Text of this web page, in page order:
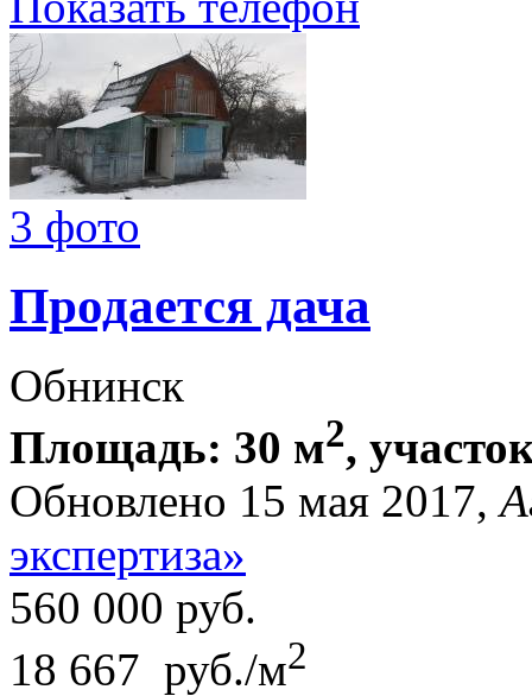
3 фото
Продается дача
Обнинск
Площадь: 30 м2,
Обновлено 15 мая 2017,
экспертиза»
560 000 руб.
18 667 руб./м2